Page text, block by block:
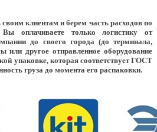
клиентам и берем часть расходов по
Вы оплачиваете только логистику от
до своего города (до терминала,
другое отправленное оборудование
упаковке, которая соответствует ГОСТ
груза до момента его распаковки.